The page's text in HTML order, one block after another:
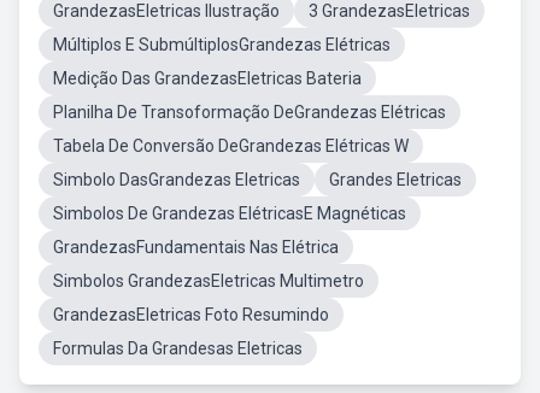
GrandezasEletricas Ilustração
3 GrandezasEletricas
Múltiplos E SubmúltiplosGrandezas Elétricas
Medição Das GrandezasEletricas Bateria
Planilha De Transoformação DeGrandezas Elétricas
Tabela De Conversão DeGrandezas Elétricas W
Simbolo DasGrandezas Eletricas
Grandes Eletricas
Simbolos De Grandezas ElétricasE Magnéticas
GrandezasFundamentais Nas Elétrica
Simbolos GrandezasEletricas Multimetro
GrandezasEletricas Foto Resumindo
Formulas Da Grandesas Eletricas